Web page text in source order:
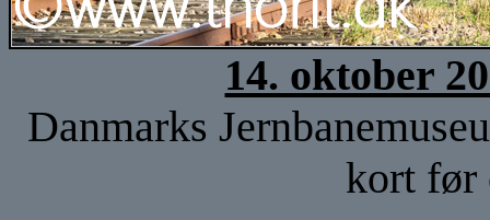
14. oktober
Danmarks
kort før